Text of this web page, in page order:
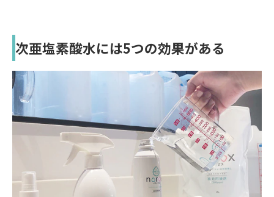
次亜塩素酸水には5つの効果がある